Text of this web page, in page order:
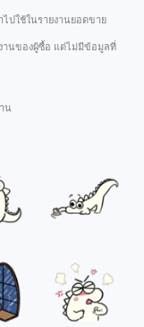
ไปใช้ในรายงานยอดขาย
านของผู้ซื้อ แต่ไม่มีข้อมูลที่
น